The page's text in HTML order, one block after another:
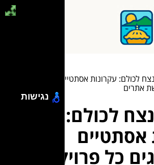
לכולם: עקרונות אסתטיים שמשדרגים
אתרים
לכולם:
אסתטיים
כל פרויקט של
נגישות